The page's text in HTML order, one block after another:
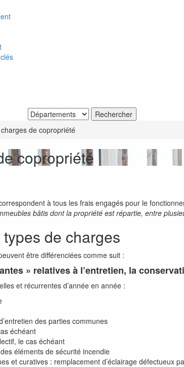
de copropriété
copropriété
à tous les frais engagés pour le
bâtis dont la propriété est répartie, entre
de charges
être différenciées comme suit :
» relatives à l’entretien, la
et récurrentes d’année en année :
des parties communes
échéant
le cas échéant
éléments de sécurité incendie
et curatives : remplacement d’éclairage défectueux